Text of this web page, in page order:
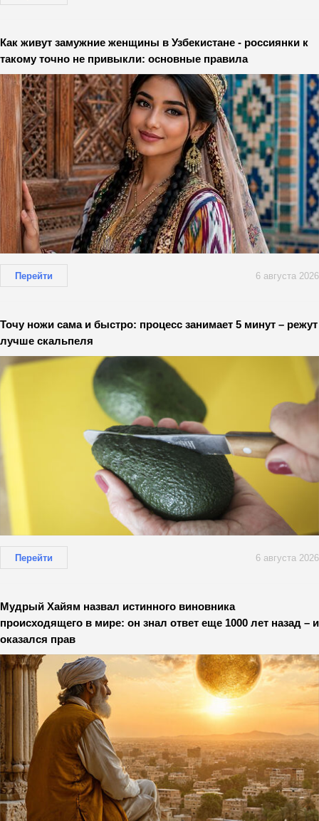
Как живут замужние женщины в Узбекистане - россиянки к
такому точно не привыкли: основные правила
Перейти 6 августа 2026
Точу ножи сама и быстро: процесс занимает 5 минут – режут
лучше скальпеля
Перейти 6 августа 2026
Мудрый Хайям назвал истинного виновника
происходящего в мире: он знал ответ еще 1000 лет назад – и
оказался прав